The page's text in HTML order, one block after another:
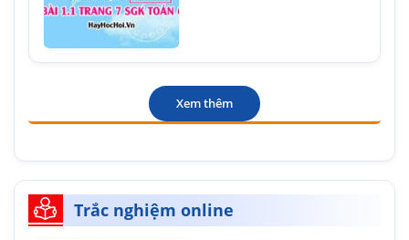
Xem thêm
Trắc nghiệm online